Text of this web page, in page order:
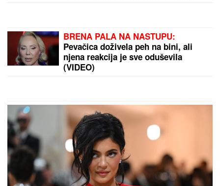
BRENA PALA NA NASTUPU:
Pevačica doživela peh na bini, ali
njena reakcija je sve oduševila
(VIDEO)